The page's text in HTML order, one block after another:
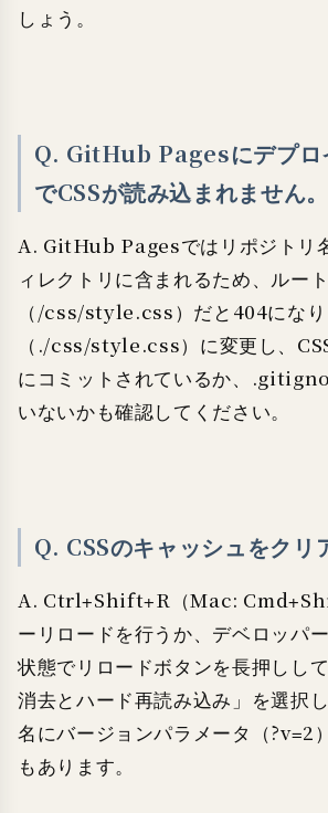
しょう。
Q. GitHub Pagesにデプロ
でCSSが読み込まれません。
A. GitHub Pagesではリポジトリ
ィレクトリに含まれるため、ルー
（/css/style.css）だと404になり
（./css/style.css）に変更し、
にコミットされているか、
いないかも確認してください。
Q. CSSのキャッシュをクリ
A. Ctrl+Shift+R（Mac:
ーリロードを行うか、デベロッパ
状態でリロードボタンを長押しし
消去とハード再読み込み」を選択
名にバージョンパラメータ（?v=2
もあります。